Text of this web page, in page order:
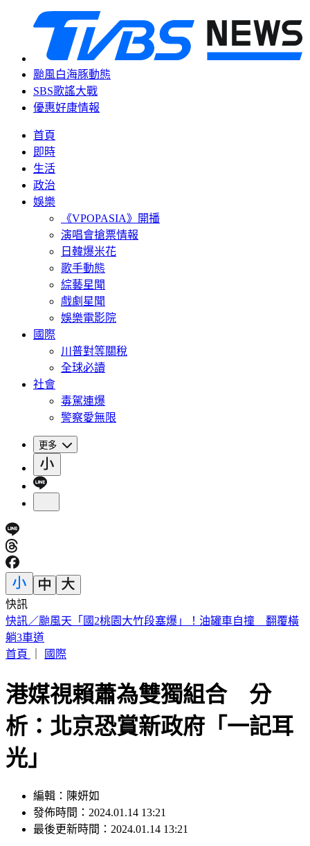
颱風白海豚動態
SBS歌謠大戰
優惠好康情報
首頁
即時
生活
政治
娛樂
《VPOPASIA》開播
演唱會搶票情報
日韓爆米花
歌手動態
綜藝星聞
戲劇星聞
娛樂電影院
國際
川普對等關稅
全球必讀
社會
毒駕連爆
警察愛無限
更多
快訊
12縣市豪雨特報！台北「下到發紅」 白海豚估這時減弱
首頁｜
港媒視賴蕭為雙獨組合 分
析：北京恐賞新政府「一記耳
光」
發佈時間：2024.01.14 13:21
最後更新時間：2024.01.14 13:21